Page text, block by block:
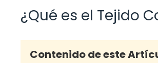
¿Qué es el Tejido
Contenido de este